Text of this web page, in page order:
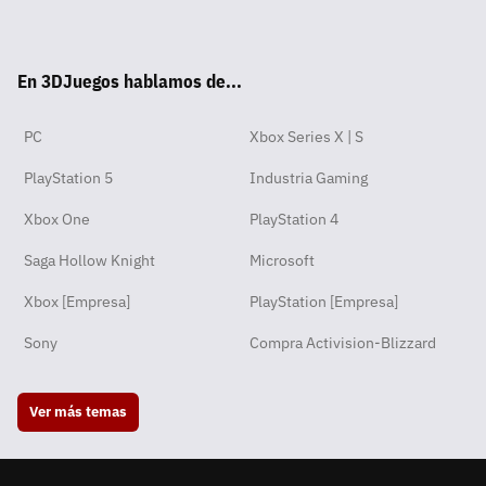
pp
ok
En 3DJuegos hablamos de...
PC Xbox Series X | S
PlayStation 5 Industria Gaming
Xbox One PlayStation 4
Saga Hollow Knight Microsoft
Xbox [Empresa] PlayStation [Empresa]
Sony Compra Activision-Blizzard
Ver más temas